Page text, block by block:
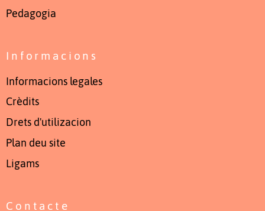
Pedagogia
Informacions
Informacions legales
Crèdits
Drets d'utilizacion
Plan deu site
Ligams
Contacte